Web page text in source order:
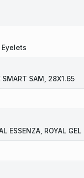
Eyelets
SMART SAM, 28X1.65
ESSENZA, ROYAL GEL